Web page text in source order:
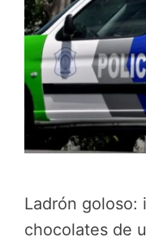
Ladrón goloso:
chocolates de